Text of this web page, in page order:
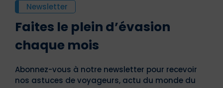
Newsletter
Faites le plein d’évasion
chaque mois
Abonnez-vous à notre newsletter pour recevoir
nos astuces de voyageurs, actu du monde du